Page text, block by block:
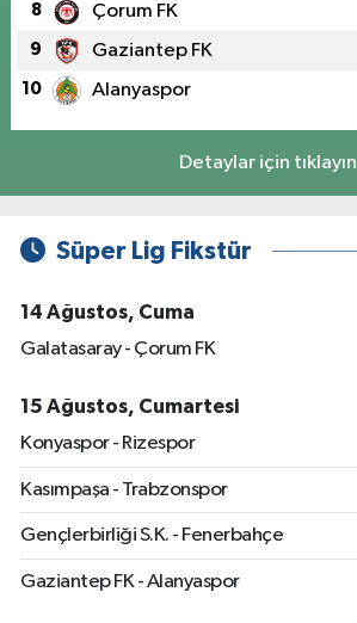
8 Çorum FK
9 Gaziantep FK
10 Alanyaspor
Detaylar için tıklayın
Süper Lig Fikstür
14 Ağustos, Cuma
Galatasaray - Çorum FK
15 Ağustos, Cumartesi
Konyaspor - Rizespor
Kasımpaşa - Trabzonspor
Gençlerbirliği S.K. - Fenerbahçe
Gaziantep FK - Alanyaspor